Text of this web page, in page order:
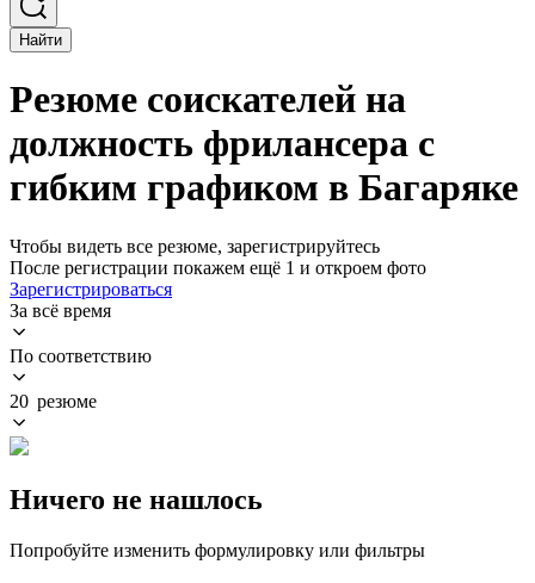
Найти
Резюме соискателей на
должность фрилансера с
гибким графиком в Багаряке
Чтобы видеть все резюме, зарегистрируйтесь
После регистрации покажем ещё 1 и откроем фото
Зарегистрироваться
За всё время
По соответствию
20 резюме
Ничего не нашлось
Попробуйте изменить формулировку или фильтры